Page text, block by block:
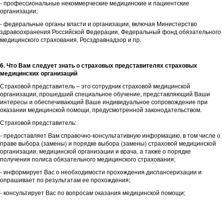
- профессиональные некоммерческие медицинские и пациентские
организации;
- федеральные органы власти и организации, включая Министерство
здравоохранения Российской Федерации, Федеральный фонд обязательного
медицинского страхования, Росздравнадзор и пр.
6. Что Вам следует знать о страховых представителях страховых
медицинских организаций
Страховой представитель – это сотрудник страховой медицинской
организации, прошедший специальное обучение, представляющий Ваши
интересы и обеспечивающий Ваше индивидуальное сопровождение при
оказании медицинской помощи, предусмотренной законодательством.
Страховой представитель:
- предоставляет Вам справочно-консультативную информацию, в том числе о
праве выбора (замены) и порядке выбора (замены) страховой медицинской
организации, медицинской организации и врача, а также о порядке
получения полиса обязательного медицинского страхования;
- информирует Вас о необходимости прохождения диспансеризации и
опрашивает по результатам ее прохождения;
- консультирует Вас по вопросам оказания медицинской помощи;